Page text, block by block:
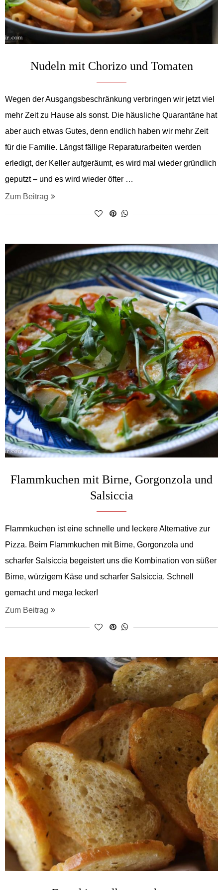
Nudeln mit Chorizo und Tomaten
Wegen der Ausgangsbeschränkung verbringen wir jetzt viel
mehr Zeit zu Hause als sonst. Die häusliche Quarantäne hat
aber auch etwas Gutes, denn endlich haben wir mehr Zeit
für die Familie. Längst fällige Reparaturarbeiten werden
erledigt, der Keller aufgeräumt, es wird mal wieder gründlich
geputzt – und es wird wieder öfter …
Zum Beitrag
Flammkuchen mit Birne, Gorgonzola und
Salsiccia
Flammkuchen ist eine schnelle und leckere Alternative zur
Pizza. Beim Flammkuchen mit Birne, Gorgonzola und
scharfer Salsiccia begeistert uns die Kombination von süßer
Birne, würzigem Käse und scharfer Salsiccia. Schnell
gemacht und mega lecker!
Zum Beitrag